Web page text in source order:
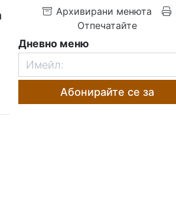
Архивирани менюта
Отпечатайте
Дневно меню
Абонирайте се за